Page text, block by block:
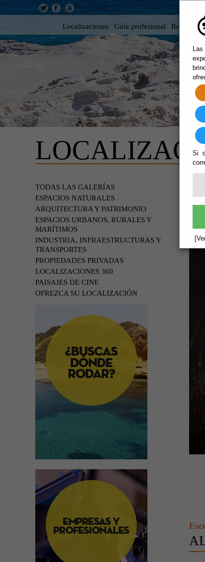
Si
Localizaciones Guía profesional Rodar en
TODAS LAS GALERÍAS
ESPACIOS NATURALES
ARQUITECTURA Y PATRIMONIO
ESPACIOS URBANOS, RURALES Y
MARÍTIMOS
INDUSTRIA, INFRAESTRUCTURAS Y
TRANSPORTES
PROPIEDADES PRIVADAS
LOCALIZACIONES 360
PAISAJES DE CINE
OFREZCA SU LOCALIZACIÓN